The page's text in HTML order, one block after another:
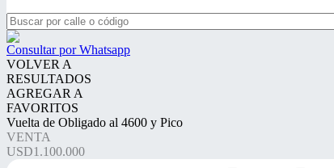
Consultar por Whatsapp
VOLVER A
RESULTADOS
AGREGAR A
FAVORITOS
Vuelta de Obligado al 4600 y Pico
VENTA
USD1.100.000